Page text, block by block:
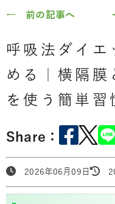
← 前の記事へ
呼吸法ダイエ
める｜横隔膜
を使う簡単習
Share：
2026年06月09日